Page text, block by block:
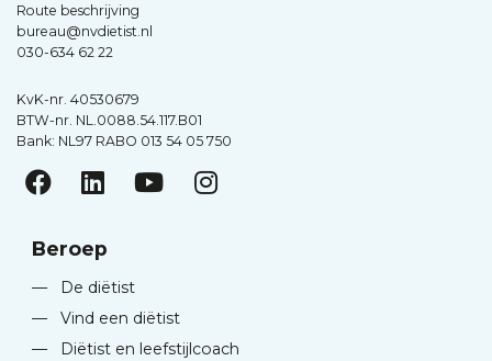
Route beschrijving
bureau@nvdietist.nl
030-634 62 22
KvK-nr. 40530679
BTW-nr. NL.0088.54.117.B01
Bank: NL97 RABO 013 54 05 750
Beroep
—
De diëtist
—
Vind een diëtist
—
Diëtist en leefstijlcoach